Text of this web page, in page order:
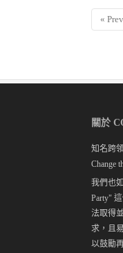
«
關於
知名跨
Change
我們也
Party"
法取得
求，且
以鼓勵